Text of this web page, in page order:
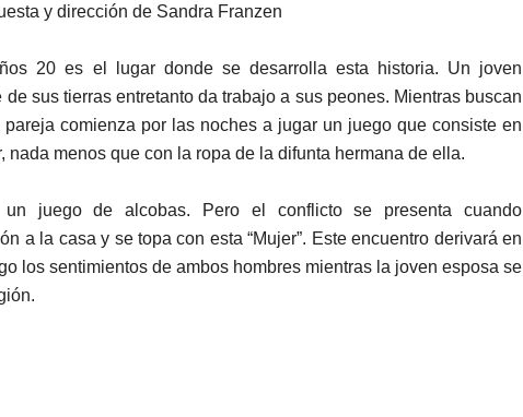
y dirección de Sandra Franzen
20 es el lugar donde se desarrolla esta historia. Un joven
sus tierras entretanto da trabajo a sus peones. Mientras buscan
comienza por las noches a jugar un juego que consiste en
nada menos que con la ropa de la difunta hermana de ella.
juego de alcobas. Pero el conflicto se presenta cuando
a la casa y se topa con esta “Mujer”. Este encuentro derivará en
los sentimientos de ambos hombres mientras la joven esposa se